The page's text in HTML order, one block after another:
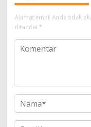
Alamat email Anda tidak
ditandai *